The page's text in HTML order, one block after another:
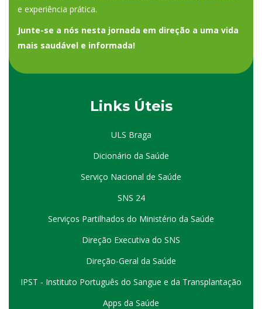
e experiência prática.
Junte-se a nós nesta jornada em direção a uma vida
mais saudável e informada!
Links Úteis
ULS Braga
Dicionário da Saúde
Serviço Nacional de Saúde
SNS 24
Serviços Partilhados do Ministério da Saúde
Direção Executiva do SNS
Direção-Geral da Saúde
IPST - Instituto Português do Sangue e da Transplantação
Apps da Saúde